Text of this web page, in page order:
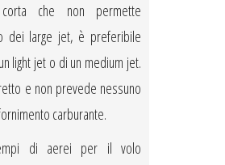
che non permette
dei large jet, è preferibile
light jet o di un medium jet.
e non prevede nessuno
carburante.
di aerei per il volo